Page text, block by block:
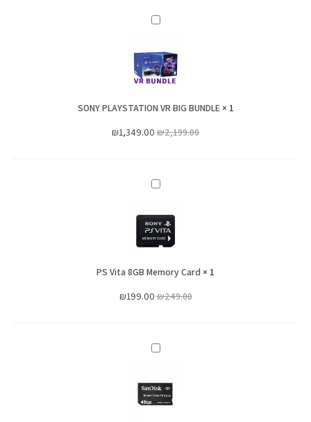
SONY
VR
BIG
1
×
SONY PLAYSTATION VR BIG BUNDLE
₪2,199.00
₪1,349.00
PS
8GB
Memory
1
×
PS Vita 8GB Memory Card
₪249.00
₪199.00
8GB